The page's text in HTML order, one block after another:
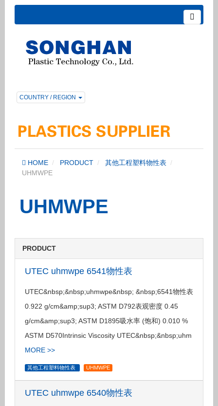
COUNTRY / REGION
HOME PRODUCT
其他工程塑料物性表
UHMWPE
UHMWPE
PRODUCT
UTEC uhmwpe 6541物性表
UTEC&nbsp;&nbsp;uhmwpe&nbsp; &nbsp;6541物性表
0.922 g/cm&amp;sup3; ASTM D792表观密度 0.45
g/cm&amp;sup3; ASTM D1895吸水率 (饱和) 0.010 %
ASTM D570Intrinsic Viscosity UTEC&nbsp;&nbsp;uhm
MORE >>
其他工程塑料物性表 UHMWPE
UTEC uhmwpe 6540物性表